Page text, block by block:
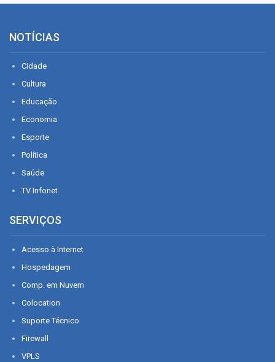
NOTÍCIAS
Cidade
Cultura
Educação
Economia
Esporte
Política
Saúde
TV Infonet
SERVIÇOS
Acesso à Internet
Hospedagem
Comp. em Nuvem
Colocation
Suporte Técnico
Firewall
VPLS